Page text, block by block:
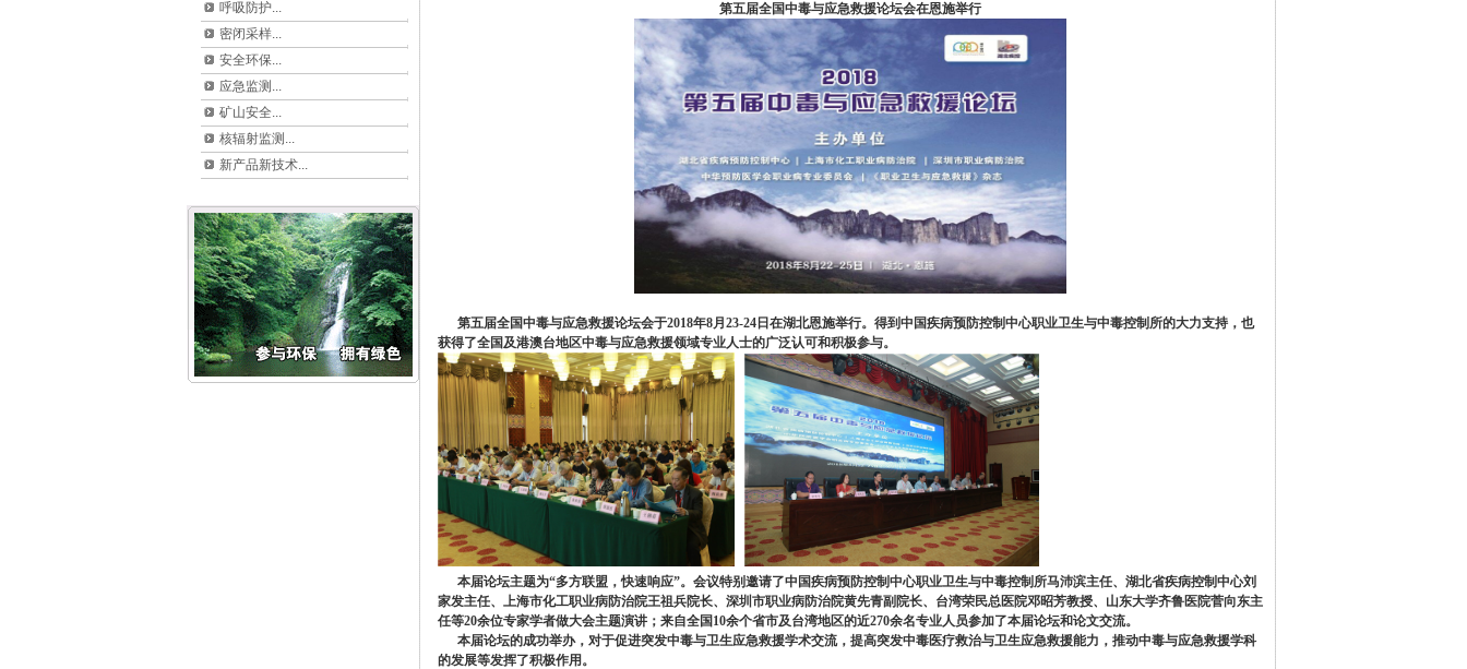
呼吸防护...
密闭采样...
安全环保...
应急监测...
矿山安全...
核辐射监测...
新产品新技术...
第五届全国中毒与应急救援论坛会在恩施举行
第五届全国中毒与应急救援论坛会于2018年8月23-24日在湖北恩施举行。 得到中国疾病预防控制中心职业卫生与中毒控制所的大力支持，也
获得了全国及港澳台地区中毒与应急救援领域专业人士的广泛认可和积极参与。
本届论坛主题为“多方联盟，快速响应”。会议特别邀请了中国疾病预防控制中心职业卫生与中毒控制所马沛滨主任、湖北省疾病控制中心刘
家发主任、上海市化工职业病防治院王祖兵院长、深圳市职业病防治院黄先青副院长、台湾荣民总医院邓昭芳教授、山东大学齐鲁医院菅向东主
任等20余位专家学者做大会主题演讲；来自全国10余个省市及台湾地区的近270余名专业人员参加了本届论坛和论文交流。
本届论坛的成功举办，对于促进突发中毒与卫生应急救援学术交流，提高突发中毒医疗救治与卫生应急救援能力，推动中毒与应急救援学科
的发展等发挥了积极作用。